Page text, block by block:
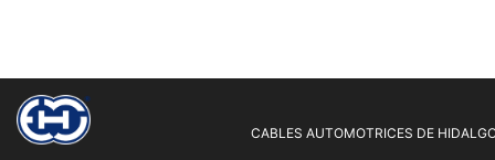
CABLES AUTOMOTRICES DE